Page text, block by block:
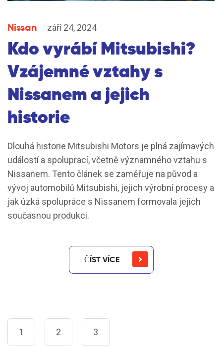
Nissan září 24, 2024
Kdo vyrábí Mitsubishi?
Vzájemné vztahy s
Nissanem a jejich
historie
Dlouhá historie Mitsubishi Motors je plná zajímavých
událostí a spoluprací, včetně významného vztahu s
Nissanem. Tento článek se zaměřuje na původ a
vývoj automobilů Mitsubishi, jejich výrobní procesy a
jak úzká spolupráce s Nissanem formovala jejich
současnou produkci.
ČÍST VÍCE
1 2 3